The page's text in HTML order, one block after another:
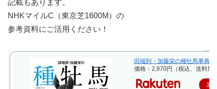
記載もあります。
NHKマイルC（東京芝1600M）の
参考資料にご活用ください！
田端到・加藤栄の種牡馬事典
価格：2,970円（税込、送料無
楽